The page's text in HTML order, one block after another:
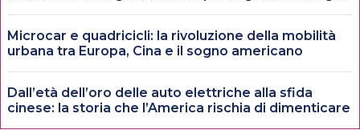
Microcar e quadricicli: la rivoluzione della mobilità
urbana tra Europa, Cina e il sogno americano
Dall’età dell’oro delle auto elettriche alla sfida
cinese: la storia che l’America rischia di dimenticare